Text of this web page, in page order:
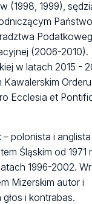
(1998, 1999),
(2006-2010).
w latach 2015 -
Orderu
Ecclesia et
– polonista i anglista
Śląskim od 1971
1996-2002.
Mizerskim autor i
i kontrabas.